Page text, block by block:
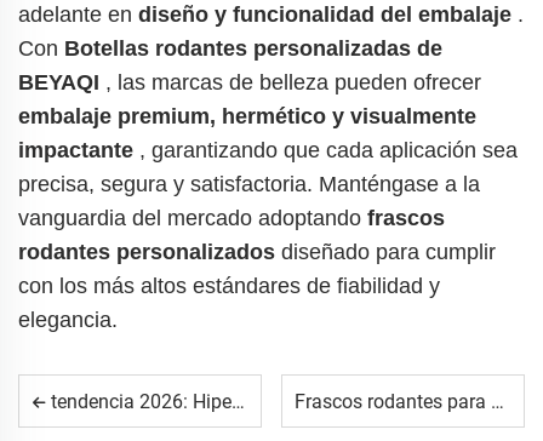
adelante en diseño y funcionalidad del embalaje .
Con Botellas rodantes personalizadas de
BEYAQI , las marcas de belleza pueden ofrecer
embalaje premium, hermético y visualmente
impactante , garantizando que cada aplicación sea
precisa, segura y satisfactoria. Manténgase a la
vanguardia del mercado adoptando frascos
rodantes personalizados diseñado para cumplir
con los más altos estándares de fiabilidad y
elegancia.
tendencia 2026: Hiperpersonalización en el diseño de frascos con rodillo Frascos rodantes para sueros capilares: Un nuevo segmento de mercado